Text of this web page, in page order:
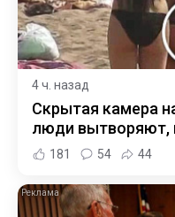
4 ч. назад
Скрытая камера
люди вытворяют,
181 54 44